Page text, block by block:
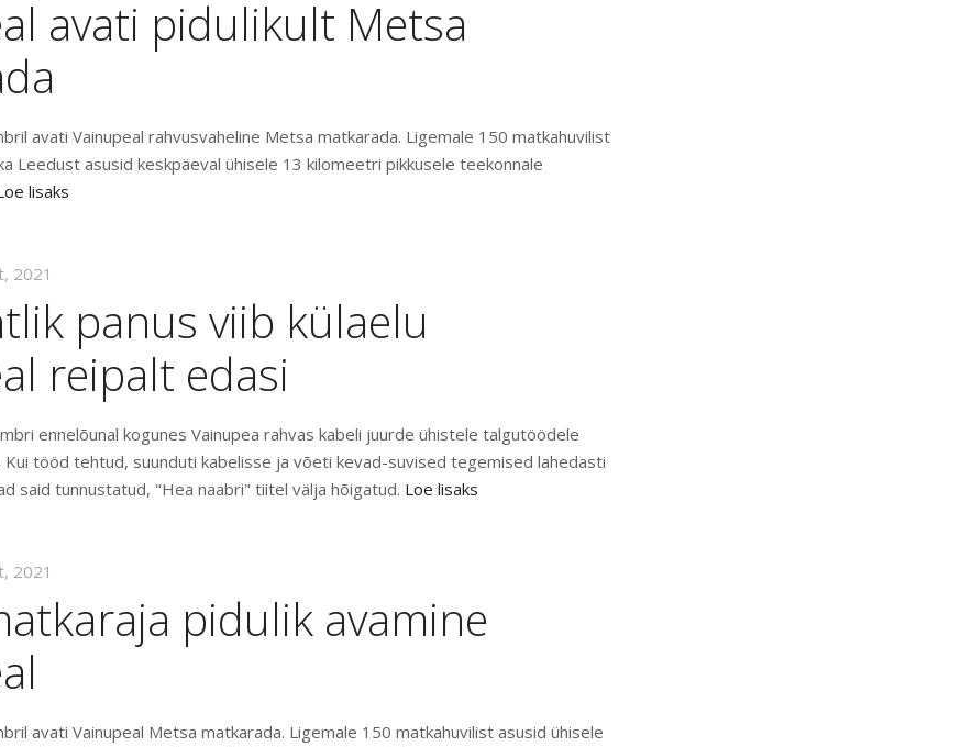
avati pidulikult Metsa
avati Vainupeal rahvusvaheline Metsa matkarada. Ligemale 150 matkahuvilist
Leedust asusid keskpäeval ühisele 13 kilomeetri pikkusele teekonnale
lisaks
2021
panus viib külaelu
reipalt edasi
ennelõunal kogunes Vainupea rahvas kabeli juurde ühistele talgutöödele
Kui tööd tehtud, suunduti kabelisse ja võeti kevad-suvised tegemised lahedasti
said tunnustatud, "Hea naabri" tiitel välja hõigatud. Loe lisaks
2021
pidulik avamine
avati Vainupeal Metsa matkarada. Ligemale 150 matkahuvilist asusid ühisele